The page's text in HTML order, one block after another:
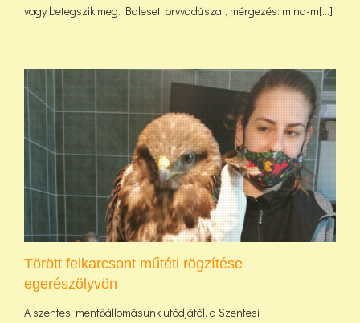
vagy betegszik meg. Baleset, orvvadászat, mérgezés: mind-m[...]
Törött felkarcsont műtéti rögzítése
egerészölyvön
A szentesi mentőállomásunk utódjától, a Szentesi